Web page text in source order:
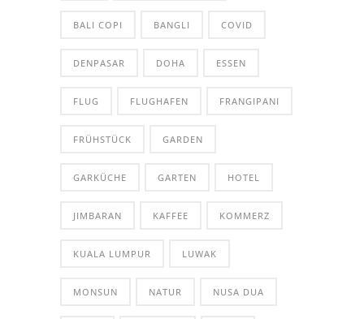
BALI COPI BANGLI COVID
DENPASAR DOHA ESSEN
FLUG FLUGHAFEN FRANGIPANI
FRÜHSTÜCK GARDEN
GARKÜCHE GARTEN HOTEL
JIMBARAN KAFFEE KOMMERZ
KUALA LUMPUR LUWAK
MONSUN NATUR NUSA DUA